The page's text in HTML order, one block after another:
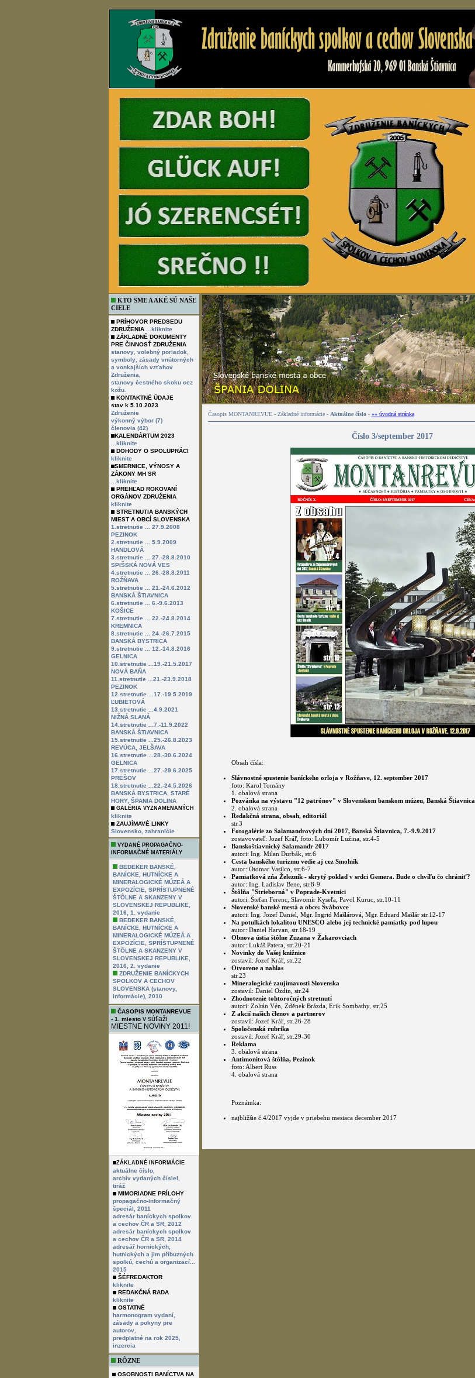
KTO SME A AKÉ SÚ NAŠE
CIELE
PRÍHOVOR PREDSEDU
ZDRUŽENIA
...kliknite
ZÁKLADNÉ DOKUMENTY
PRE ČINNOSŤ ZDRUŽENIA
stanovy, volebný poriadok
symboly, zásady vnútorných
a vonkajších vzťahov
Združenia,
stanovy čestného skoku cez
kožu.
KONTAKTNÉ ÚDAJE
stav k 5.10.2023
Združenie
výkonný výbor (7)
členovia (42)
KALENDÁRTUM 2023
...kliknite
DOHODY O SPOLUPRÁCI
kliknite
SMERNICE, VÝNOSY A
ZÁKONY MH SR
...kliknite
PREHĽAD ROKOVANÍ
ORGÁNOV ZDRUŽENIA
kliknite
STRETNUTIA BANSKÝCH
MIEST A OBCÍ SLOVENSKA
1.stretnutie ... 27.9.2008
PEZINOK
2.stretnutie ... 5.9.2009
HANDLOVÁ
3.stretnutie ... 27.-28.8.2010
SPIŠSKÁ NOVÁ VES
4.stretnutie ... 26.-28.8.2011
ROŽŇAVA
5.stretnutie ... 21.-24.6.2012
BANSKÁ ŠTIAVNICA
6.stretnutie ... 6.-9.6.2013
KOŠICE
7.stretnutie ... 22.-24.8.2014
KREMNICA
8.stretnutie ... 24.-26.7.2015
BANSKÁ BYSTRICA
9.stretnutie ... 12.-14.8.2016
GELNICA
10.stretnutie ...19.-21.5.2017
NOVÁ BAŇA
11.stretnutie ...21.-23.9.2018
PEZINOK
12.stretnutie ...17.-19.5.2019
ĽUBIETOVÁ
13.stretnutie ...4.9.2021
NIŽNÁ SLANÁ
14.stretnutie ...7.-11.9.2022
BANSKÁ ŠTIAVNICA
15.stretnutie ...25.-26.8.2023
REVÚCA, JELŠAVA
16.stretnutie ...28.-30.6.2024
GELNICA
17.stretnutie ...27.-29.6.2025
PREŠOV
18.stretnutie ...22.-24.5.2026
BANSKÁ BYSTRICA, STARÉ
HORY, ŠPANIA DOLINA
GALÉRIA VYZNAMENANÝCH
kliknite
ZAUJÍMAVÉ LINKY
Slovensko, zahraničie
VYDANÉ PROPAGAČNO-
INFORMAČNÉ MATERIÁLY
BEDEKER BANSKÉ,
BANÍCKE, HUTNÍCKE A
MINERALOGICKÉ MÚZEÁ A
EXPOZÍCIE, SPRÍSTUPNENÉ
ŠTÔLNE A SKANZENY V
SLOVENSKEJ REPUBLIKE,
2016, 1. vydanie
BEDEKER BANSKÉ,
BANÍCKE, HUTNÍCKE A
MINERALOGICKÉ MÚZEÁ A
EXPOZÍCIE, SPRÍSTUPNENÉ
ŠTÔLNE A SKANZENY V
SLOVENSKEJ REPUBLIKE,
2016, 2. vydanie
ZDRUŽENIE BANÍCKYCH
SPOLKOV A CECHOV
SLOVENSKA (stanovy,
informácie), 2010
ČASOPIS MONTANREVUE
- 1. miesto v súťaži
MIESTNE NOVINY 2011!
ZÁKLADNÉ INFORMÁCIE
aktuálne číslo,
archív vydaných čísiel,
tiráž
MIMORIADNE PRÍLOHY
propagačno-informačný
špeciál, 2011
adresár baníckych spolkov
a cechov ČR a SR, 2012
adresár baníckych spolkov
a cechov ČR a SR, 2014
adresář hornických,
hutnických a jim příbuzných
spolkú, cechú a organizací...
2015
ŠÉFREDAKTOR
kliknite
REDAKČNÁ RADA
kliknite
OSTATNÉ
harmonogram vydaní,
zásady a pokyny pre
autorov,
predplatné na rok 2025,
inzercia
RÔZNE
OSOBNOSTI BANÍCTVA NA
Časopis MONTANREVUE - Základné informácie - Aktuálne číslo- »» úvodná stránka
Číslo 3/september 2017
Obsah čísla:
Slávnostné spustenie baníckeho orloja v Rožňave, 12. september 2017
foto: Karol Tomány
1. obalová strana
Pozvánka na výstavu "12 patrónov" v Slovenskom banskom múzeu, Banská Štiavnica
2. obalová strana
Redakčná strana, obsah, editoriál
str.3
Fotogalérie zo Salamandrových dní 2017, Banská Štiavnica, 7.-9.9.2017
zostavovateľ: Jozef Kráľ, foto: Lubomír Lužina, str.4-5
Banskoštiavnický Salamandr 2017
autori: Ing. Milan Durbák, str.6
Cesta banského turizmu vedie aj cez Smolník
autor: Otomar Vasilco, str.6-7
Pamiatková zńa Železník - skrytý poklad v srdci Gemera. Bude o chvíľu čo chrániť?
autor: Ing. Ladislav Bene, str.8-9
Štôlňa "Strieborná" v Poprade-Kvetnici
autori: Štefan Ferenc, Slavomír Kyseľa, Pavol Kuruc, str.10-11
Slovenské banské mestá a obce: Švábovce
autori: Ing. Jozef Daniel, Mgr. Ingrid Mašlárová, Mgr. Eduard Mašlár str.12-17
Na potulkách lokalitou UNESCO alebo jej technické pamiatky pod lupou
autor: Daniel Harvan, str.18-19
Obnova ústia štôlne Zuzana v Žakarovciach
autor: Lukáš Patera, str.20-21
Novinky do Vašej knižnice
zostavil: Jozef Kráľ, str.22
Otvorene a nahlas
str.23
Mineralogické zaujímavosti Slovenska
zostavil: Daniel Ozdin, str.24
Zhodnotenie tohtoročných stretnutí
autori: Zoltán Vén, Zděnek Brázda, Erik Sombathy, str.25
Z akcií našich členov a partnerov
zostavil: Jozef Kráľ, str.26-28
Spoločenská rubrika
zostavil: Jozef Kráľ, str.29-30
Reklama
3. obalová strana
Antimonitová štôlňa, Pezinok
foto: Albert Russ
4. obalová strana
Poznámka:
najbližšie č.4/2017 vyjde v priebehu mesiaca december 2017